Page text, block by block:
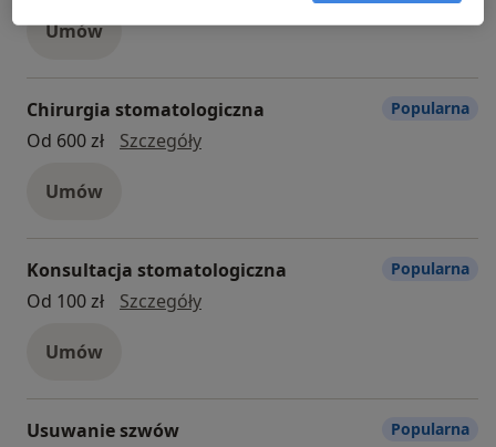
Umów
Chirurgia stomatologiczna
Od 600 zł
Szczegółychirurgia stomatologiczna
Umów
Popularna
Konsultacja stomatologiczna
Od 100 zł
SzczegółyKonsultacja stomatologiczna
Umów
Popularna
Usuwanie szwów
Popularna